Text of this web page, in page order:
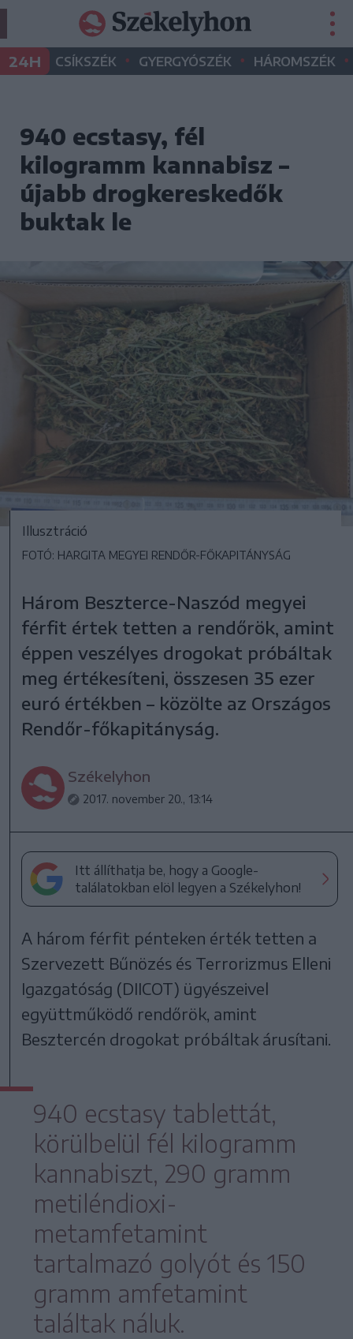
24H CSÍKSZÉK • GYERGYÓSZÉK • HÁROMSZÉK •
940 ecstasy, fél
kilogramm kannabisz –
újabb drogkereskedők
buktak le
Illusztráció
FOTÓ: HARGITA MEGYEI RENDŐR-FŐKAPITÁNYSÁG
Három Beszterce-Naszód megyei
férfit értek tetten a rendőrök, amint
éppen veszélyes drogokat próbáltak
meg értékesíteni, összesen 35 ezer
euró értékben – közölte az Országos
Rendőr-főkapitányság.
Székelyhon
2017. november 20., 13:14
Itt állíthatja be, hogy a Google-
találatokban elöl legyen a Székelyhon!
A három férfit pénteken érték tetten a
Szervezett Bűnözés és Terrorizmus Elleni
Igazgatóság (DIICOT) ügyészeivel
együttműködő rendőrök, amint
Besztercén drogokat próbáltak árusítani.
940 ecstasy tablettát,
körülbelül fél kilogramm
kannabiszt, 290 gramm
metiléndioxi-
metamfetamint
tartalmazó golyót és 150
gramm amfetamint
találtak náluk.